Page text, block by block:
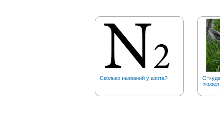
Сколько названий у азота?